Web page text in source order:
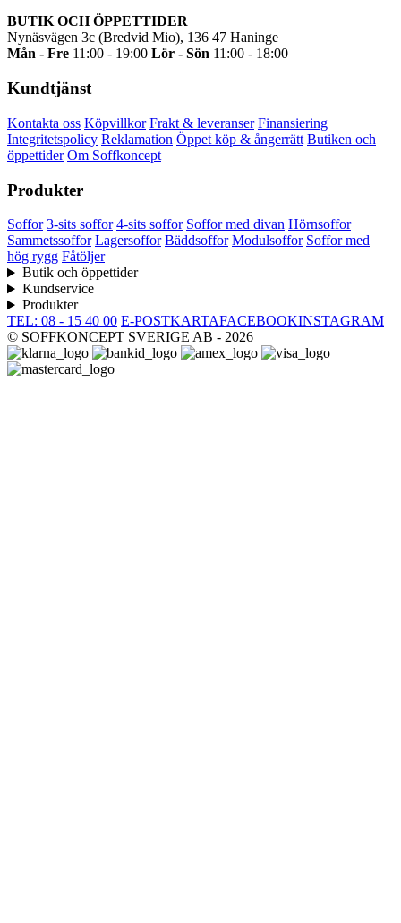
BUTIK OCH ÖPPETTIDER
Nynäsvägen 3c (Bredvid Mio), 136 47 Haninge
Mån - Fre 11:00 - 19:00 Lör - Sön 11:00 - 18:00
Kundtjänst
Kontakta oss Köpvillkor Frakt & leveranser Finansiering
Integritetspolicy Reklamation Öppet köp & ångerrätt Butiken och
öppettider Om Soffkoncept
Produkter
Soffor 3-sits soffor 4-sits soffor Soffor med divan Hörnsoffor
Sammetssoffor Lagersoffor Bäddsoffor Modulsoffor Soffor med
hög rygg Fåtöljer
Butik och öppettider
Kundservice
Produkter
TEL: 08 - 15 40 00 E-POSTKARTAFACEBOOKINSTAGRAM
© SOFFKONCEPT SVERIGE AB - 2026